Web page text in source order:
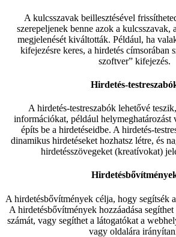
A kulcsszavak beillesztésével
szerepeljenek benne azok a kulcsszavak,
megjelenését kiváltották. Például, ha
kifejezésre keres, a hirdetés címsorában
szoftver” kifejezés.
Hirdetés-
A hirdetés-testreszabók lehetővé
információkat, például helymeghatározást
építs be a hirdetéseidbe. A hirdetés-
dinamikus hirdetéseket hozhatsz létre, és
hirdetésszövegeket (kreatívokat)
A hirdetésbővítmények célja, hogy segítsék
A hirdetésbővítmények hozzáadása
számát, vagy segíthet a látogatókat a
vagy oldalára